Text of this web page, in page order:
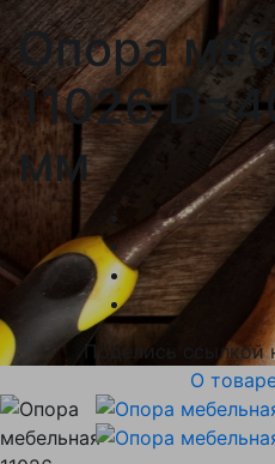
Опора
11026
мм
Поделись ссылкой
О